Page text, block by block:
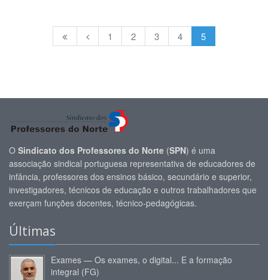
1 2 3 4 5
O Sindicato dos Professores do Norte (SPN) é uma
associação sindical portuguesa representativa de educadores de
infância, professores dos ensinos básico, secundário e superior,
investigadores, técnicos de educação e outros trabalhadores que
exerçam funções docentes, técnico-pedagógicas.
Últimas
Exames — Os exames, o digital... E a formação
integral (FG)